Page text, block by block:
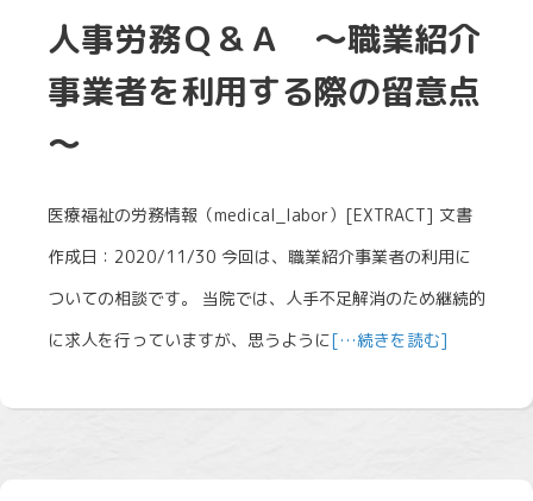
人事労務Ｑ＆Ａ ～職業紹介
事業者を利用する際の留意点
～
医療福祉の労務情報（medical_labor）[EXTRACT] 文書
作成日：2020/11/30 今回は、職業紹介事業者の利用に
ついての相談です。 当院では、人手不足解消のため継続的
に求人を行っていますが、思うように[…続きを読む]